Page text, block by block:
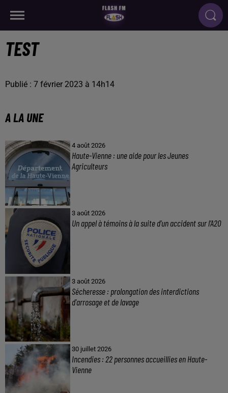
TEST
Publié : 7 février 2023 à 14h14
A LA UNE
4 août 2026
Haute-Vienne : une aide pour les Jeunes
Agriculteurs
3 août 2026
Un appel à témoins à la suite d’un accident sur l’A20
3 août 2026
Sécheresse : prolongation des interdictions
d'arrosage et de lavage
30 juillet 2026
Incendies : 22 personnes accueillies en Haute-
Vienne